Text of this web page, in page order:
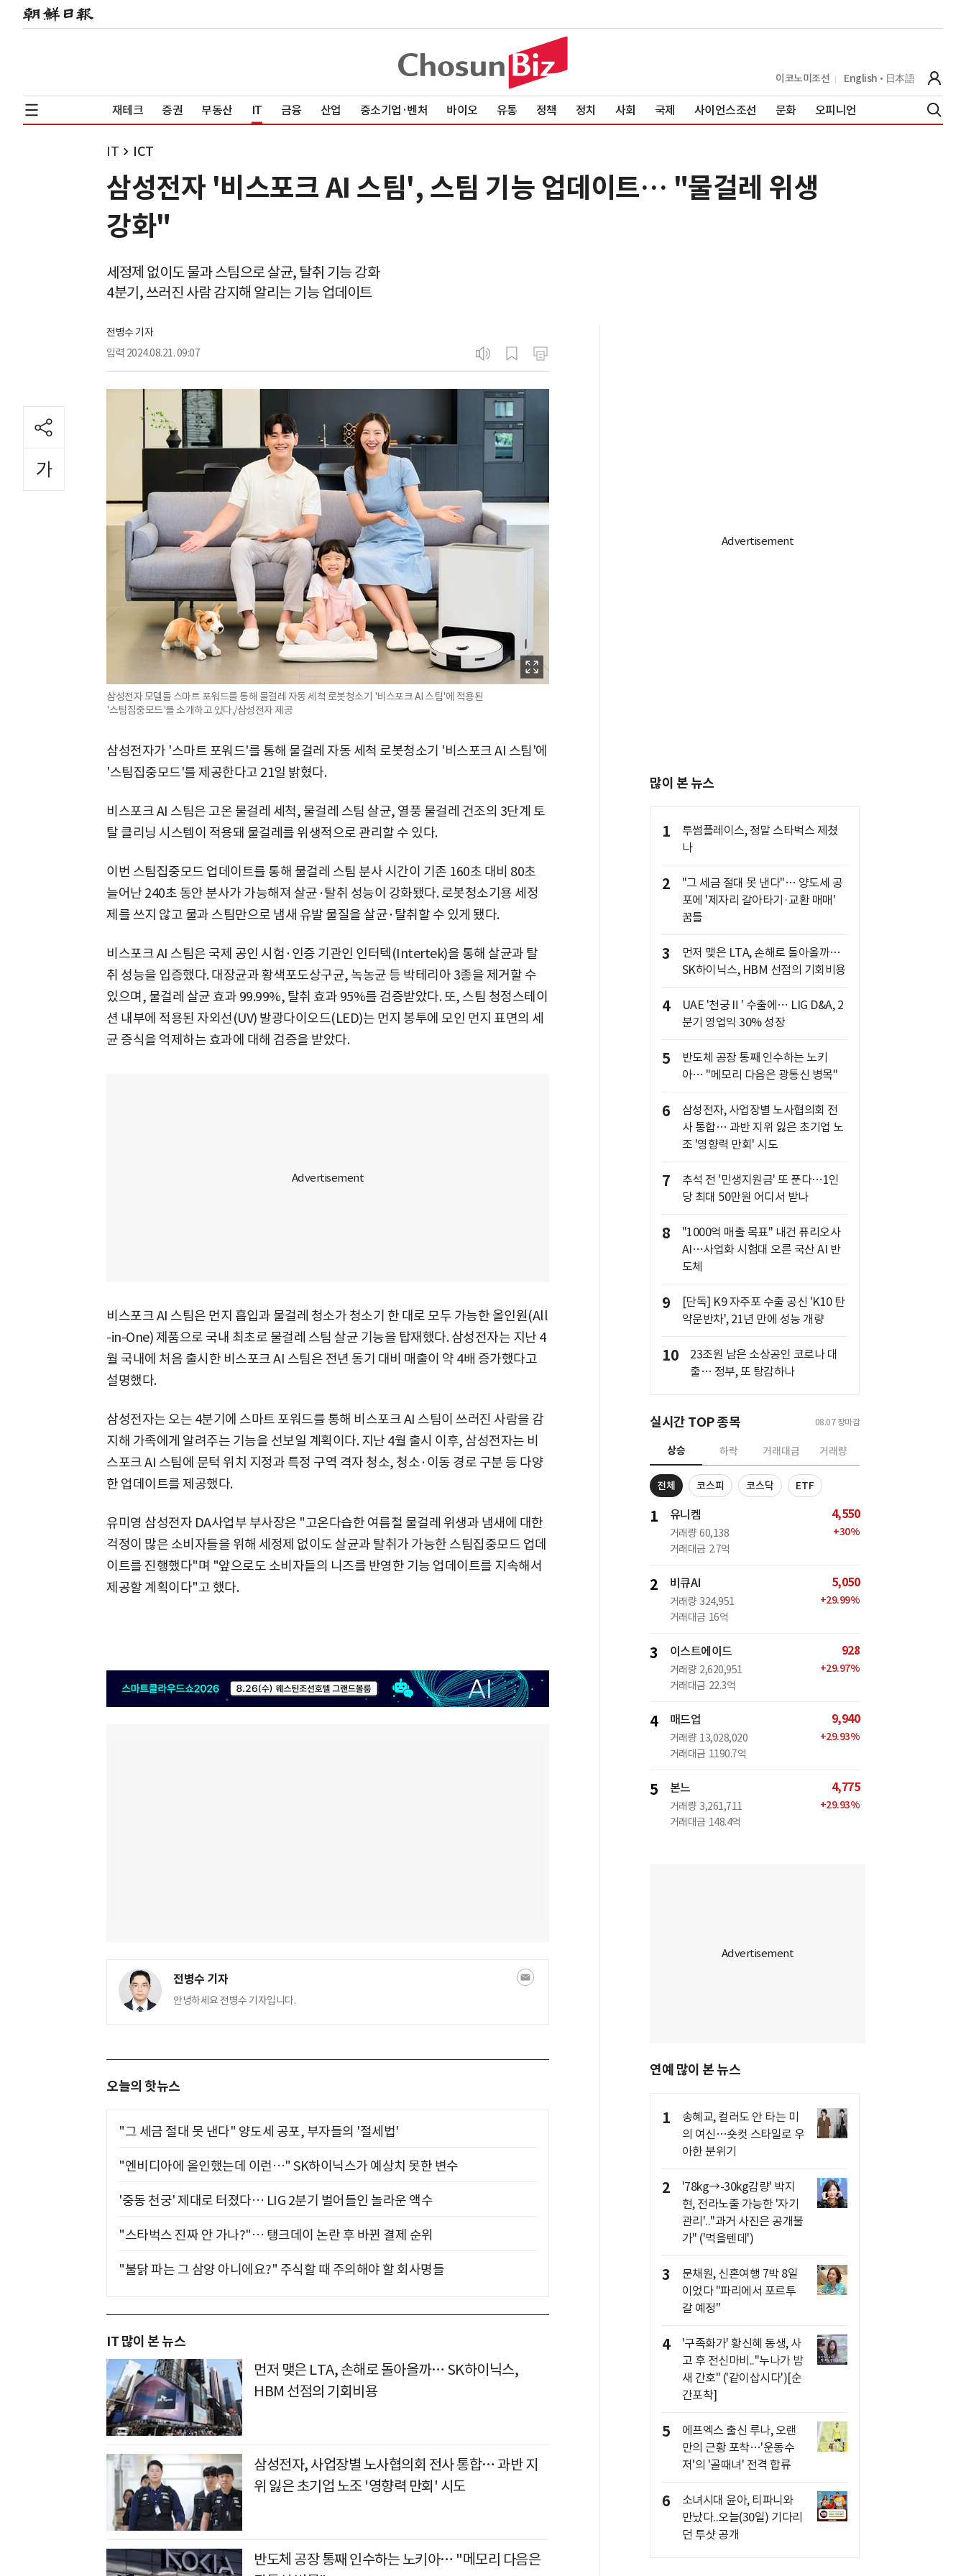
이코노미조선 English 日本語
재테크 증권 부동산 IT 금융 산업 중소기업·벤처 바이오 유통 정책 정치 사회 국제 사이언스조선 문화 오피니언
IT ICT
삼성전자 '비스포크 AI 스팀', 스팀 기능 업데이트… "물걸레 위생
강화"
세정제 없이도 물과 스팀으로 살균, 탈취 기능 강화
4분기, 쓰러진 사람 감지해 알리는 기능 업데이트
전병수 기자
입력 2024.08.21. 09:07
삼성전자 모델들 스마트 포워드를 통해 물걸레 자동 세척 로봇청소기 '비스포크 AI 스팀'에 적용된
'스팀집중모드'를 소개하고 있다./삼성전자 제공
삼성전자가 '스마트 포워드'를 통해 물걸레 자동 세척 로봇청소기 '비스포크 AI 스팀'에
'스팀집중모드'를 제공한다고 21일 밝혔다.
비스포크 AI 스팀은 고온 물걸레 세척, 물걸레 스팀 살균, 열풍 물걸레 건조의 3단계 토
탈 클리닝 시스템이 적용돼 물걸레를 위생적으로 관리할 수 있다.
이번 스팀집중모드 업데이트를 통해 물걸레 스팀 분사 시간이 기존 160초 대비 80초
늘어난 240초 동안 분사가 가능해져 살균·탈취 성능이 강화됐다. 로봇청소기용 세정
제를 쓰지 않고 물과 스팀만으로 냄새 유발 물질을 살균·탈취할 수 있게 됐다.
비스포크 AI 스팀은 국제 공인 시험·인증 기관인 인터텍(Intertek)을 통해 살균과 탈
취 성능을 입증했다. 대장균과 황색포도상구균, 녹농균 등 박테리아 3종을 제거할 수
있으며, 물걸레 살균 효과 99.99%, 탈취 효과 95%를 검증받았다. 또, 스팀 청정스테이
션 내부에 적용된 자외선(UV) 발광다이오드(LED)는 먼지 봉투에 모인 먼지 표면의 세
균 증식을 억제하는 효과에 대해 검증을 받았다.
비스포크 AI 스팀은 먼지 흡입과 물걸레 청소가 청소기 한 대로 모두 가능한 올인원(All
-in-One) 제품으로 국내 최초로 물걸레 스팀 살균 기능을 탑재했다. 삼성전자는 지난 4
월 국내에 처음 출시한 비스포크 AI 스팀은 전년 동기 대비 매출이 약 4배 증가했다고
설명했다.
삼성전자는 오는 4분기에 스마트 포워드를 통해 비스포크 AI 스팀이 쓰러진 사람을 감
지해 가족에게 알려주는 기능을 선보일 계획이다. 지난 4월 출시 이후, 삼성전자는 비
스포크 AI 스팀에 문턱 위치 지정과 특정 구역 격자 청소, 청소·이동 경로 구분 등 다양
한 업데이트를 제공했다.
유미영 삼성전자 DA사업부 부사장은 "고온다습한 여름철 물걸레 위생과 냄새에 대한
걱정이 많은 소비자들을 위해 세정제 없이도 살균과 탈취가 가능한 스팀집중모드 업데
이트를 진행했다"며 "앞으로도 소비자들의 니즈를 반영한 기능 업데이트를 지속해서
제공할 계획이다"고 했다.
전병수 기자
안녕하세요 전병수 기자입니다.
오늘의 핫뉴스
"그 세금 절대 못 낸다" 양도세 공포, 부자들의 '절세법'
"엔비디아에 올인했는데 이런…" SK하이닉스가 예상치 못한 변수
'중동 천궁' 제대로 터졌다… LIG 2분기 벌어들인 놀라운 액수
"스타벅스 진짜 안 가나?"… 탱크데이 논란 후 바뀐 결제 순위
"불닭 파는 그 삼양 아니에요?" 주식할 때 주의해야 할 회사명들
IT 많이 본 뉴스
먼저 맺은 LTA, 손해로 돌아올까… SK하이닉스,
HBM 선점의 기회비용
삼성전자, 사업장별 노사협의회 전사 통합… 과반 지
위 잃은 초기업 노조 '영향력 만회' 시도
반도체 공장 통째 인수하는 노키아… "메모리 다음은
많이 본 뉴스
1
투썸플레이스, 정말 스타벅스 제쳤
나
2
"그 세금 절대 못 낸다"… 양도세 공
포에 '제자리 갈아타기·교환 매매'
꿈틀
3
먼저 맺은 LTA, 손해로 돌아올까…
SK하이닉스, HBM 선점의 기회비용
4
UAE '천궁Ⅱ' 수출에… LIG D&A, 2
분기 영업익 30% 성장
5
반도체 공장 통째 인수하는 노키
아… "메모리 다음은 광통신 병목"
6
삼성전자, 사업장별 노사협의회 전
사 통합… 과반 지위 잃은 초기업 노
조 '영향력 만회' 시도
7
추석 전 '민생지원금' 또 푼다…1인
당 최대 50만원 어디서 받나
8
"1000억 매출 목표" 내건 퓨리오사
AI…사업화 시험대 오른 국산 AI 반
도체
9
[단독] K9 자주포 수출 공신 'K10 탄
약운반차', 21년 만에 성능 개량
10
23조원 남은 소상공인 코로나 대
출… 정부, 또 탕감하나
실시간 TOP 종목 08.07 장마감
상승 하락 거래대금 거래량
전체 코스피 코스닥 ETF
1 유니켐
거래량 60,138
거래대금 2.7억
4,550
+30%
2 비큐AI
거래량 324,951
거래대금 16억
5,050
+29.99%
3 이스트에이드
거래량 2,620,951
거래대금 22.3억
928
+29.97%
4 매드업
거래량 13,028,020
거래대금 1190.7억
9,940
+29.93%
5 본느
거래량 3,261,711
거래대금 148.4억
4,775
+29.93%
연예 많이 본 뉴스
1
송혜교, 컬러도 안 타는 미
의 여신…숏컷 스타일로 우
아한 분위기
2
'78kg→-30kg감량' 박지
현, 전라노출 가능한 '자기
관리'.."과거 사진은 공개불
가" ('먹을텐데')
3
문채원, 신혼여행 7박 8일
이었다 "파리에서 포르투
갈 예정"
4
'구족화가' 황신혜 동생, 사
고 후 전신마비.."누나가 밤
새 간호" ('같이삽시다')[순
간포착]
5
에프엑스 출신 루나, 오랜
만의 근황 포착…'운동수
저'의 '골때녀' 전격 합류
6
소녀시대 윤아, 티파니와
만났다..오늘(30일) 기다리
던 투샷 공개